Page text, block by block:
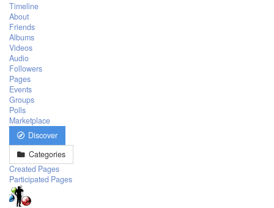
Timeline
About
Friends
Albums
Videos
Audio
Followers
Pages
Events
Groups
Polls
Marketplace
Discover
Categories
Created Pages
Participated Pages